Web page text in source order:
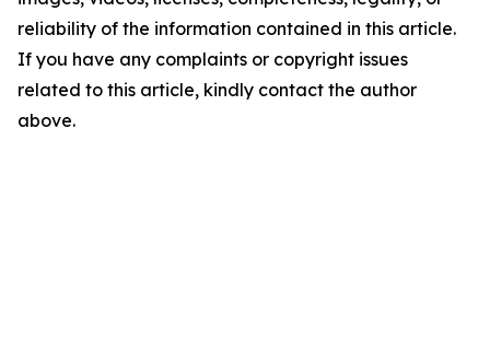
reliability of the information contained in this article.
If you have any complaints or copyright issues
related to this article, kindly contact the author
above.